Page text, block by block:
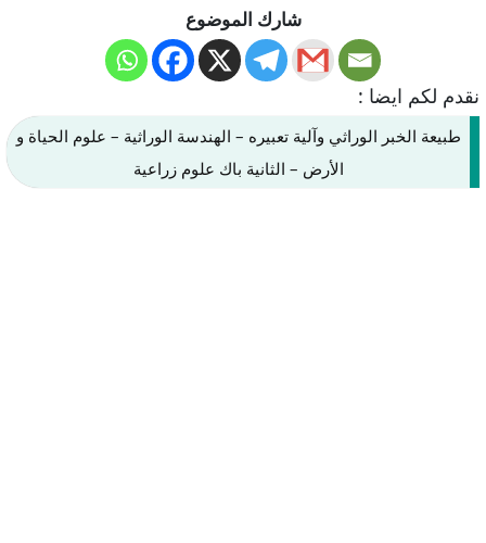
شارك الموضوع
نقدم لكم ايضا :
طبيعة الخبر الوراثي وآلية تعبيره – الهندسة الوراثية – علوم الحياة و
الأرض – الثانية باك علوم زراعية